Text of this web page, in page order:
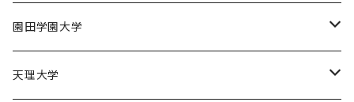
近畿大学体育会バスケットボール部
園田学園大学
園田学園大学ソフトボール部
天理大学